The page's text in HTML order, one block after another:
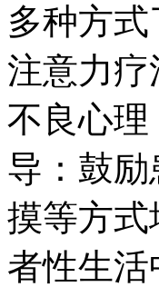
多种方
注意力
不良心
导：鼓
摸等方
者性生